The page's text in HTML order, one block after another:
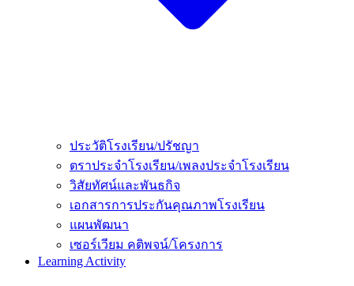
ประวัติโรงเรียน/ปรัชญา
ตราประจำโรงเรียน/เพลงประจำโรงเรียน
วิสัยทัศน์และพันธกิจ
เอกสารการประกันคุณภาพโรงเรียน
แผนพัฒนา
เซอร์เวียม คติพจน์/โครงการ
Learning Activity